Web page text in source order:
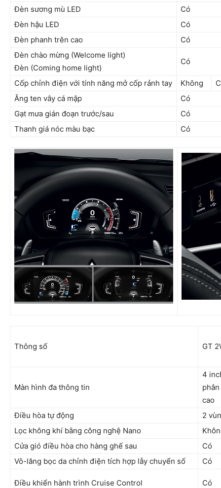
Đèn sương mù LED
Có
Đèn hậu LED
Có
Đèn phanh trên cao
Có
Đèn chào mừng (Welcome light)
Đèn (Coming home light)
Có
Cốp chỉnh điện với tính năng mở cốp rảnh tay Không
Ăng ten vây cá mập
Có
Gạt mưa gián đoạn trước/sau
Có
Thanh giá nóc màu bạc
Có
Thông số GT
Màn hình đa thông tin
4
cao
Điều hòa tự động
2
Lọc không khí bằng công nghệ Nano
Cửa gió điều hòa cho hàng ghế sau
Có
Vô-lăng bọc da chỉnh điện tích hợp lẫy chuyển số
Có
Điều khiển hành trình Cruise Control Có